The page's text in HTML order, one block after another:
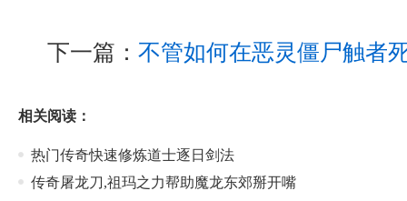
下一篇： 不管如何在恶灵僵尸触者
相关阅读：
热门传奇快速修炼道士逐日剑法
传奇屠龙刀,祖玛之力帮助魔龙东郊掰开嘴